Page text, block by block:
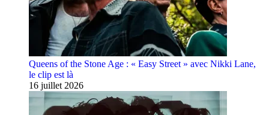
Queens of the Stone Age : « Easy Street » avec Nikki Lane,
le clip est là
16 juillet 2026